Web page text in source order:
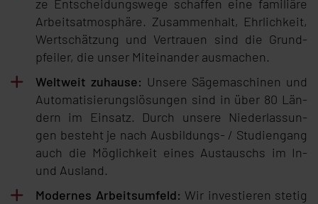
ze Ent­schei­dungs­we­ge schaf­fen ei­ne fa­mi­li­ä­re
Ar­beits­at­mo­sphä­re. Zu­sam­men­halt, Ehr­lich­keit,
Wert­schät­zung und Ver­trau­en sind die Grund­
pfei­ler, die un­ser Mit­ein­an­der aus­ma­chen.
Welt­weit zu­hau­se: Un­se­re Sä­ge­ma­schi­nen und
Au­to­ma­ti­sie­rungs­lö­sun­gen sind in über 80 Län­
dern im Ein­satz. Durch un­se­re Nie­der­las­sun­
gen be­steht je nach Aus­bil­dungs- / Stu­di­en­gang
auch die Mög­lich­keit ei­nes Aus­tauschs im In-
und Aus­land.
Mo­der­nes Ar­beits­um­feld: Wir in­ves­tie­ren ste­tig